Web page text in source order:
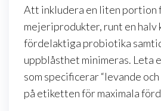
Att inkludera en liten portion
mejeriprodukter, runt en halv
fördelaktiga probiotika
uppblåsthet minimeras.
som specificerar “levande
på etiketten för maximala